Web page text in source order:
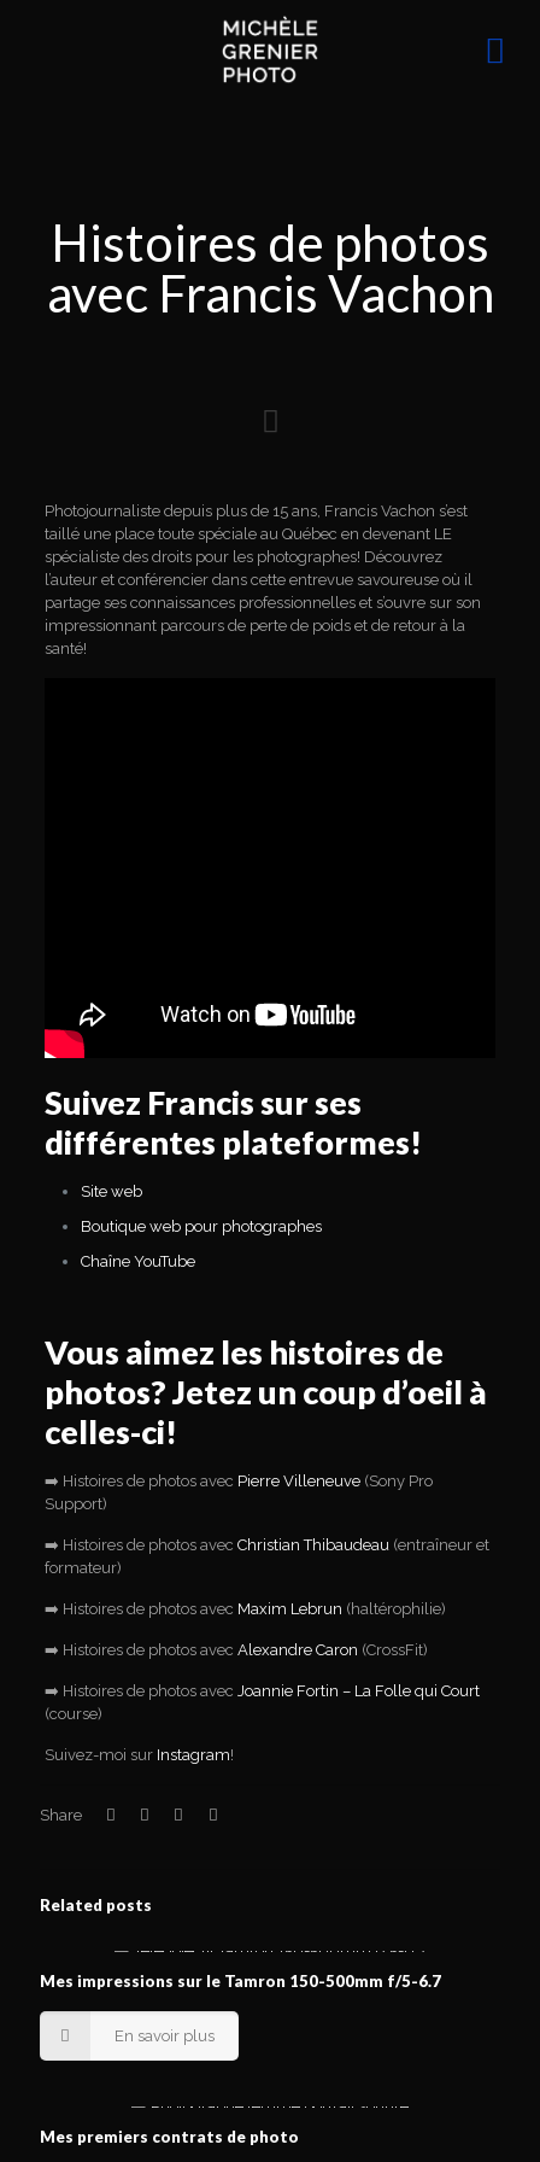
Histoires de photos
avec Francis Vachon
Photojournaliste depuis plus de 15 ans, Francis Vachon s’est
taillé une place toute spéciale au Québec en devenant LE
spécialiste des droits pour les photographes! Découvrez
l’auteur et conférencier dans cette entrevue savoureuse où il
partage ses connaissances professionnelles et s’ouvre sur son
impressionnant parcours de perte de poids et de retour à la
santé!
Suivez Francis sur ses
différentes plateformes!
Site web
Boutique web pour photographes
Chaîne YouTube
Vous aimez les histoires de
photos? Jetez un coup d’oeil à
celles-ci!
➡️ Histoires de photos avec Pierre Villeneuve(Sony Pro
Support)
➡️ Histoires de photos avec Christian Thibaudeau(entraîneur et
formateur)
➡️ Histoires de photos avec Maxim Lebrun (haltérophilie)
➡️ Histoires de photos avec Alexandre Caron (CrossFit)
➡️ Histoires de photos avec Joannie Fortin – La Folle qui Court
(course)
Suivez-moi sur Instagram!
Share
Related posts
Mes impressions sur le Tamron 150-500mm f/5-6.7
En savoir plus
Mes premiers contrats de photo